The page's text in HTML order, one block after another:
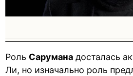
Роль Сарумана досталась
Ли, но изначально роль